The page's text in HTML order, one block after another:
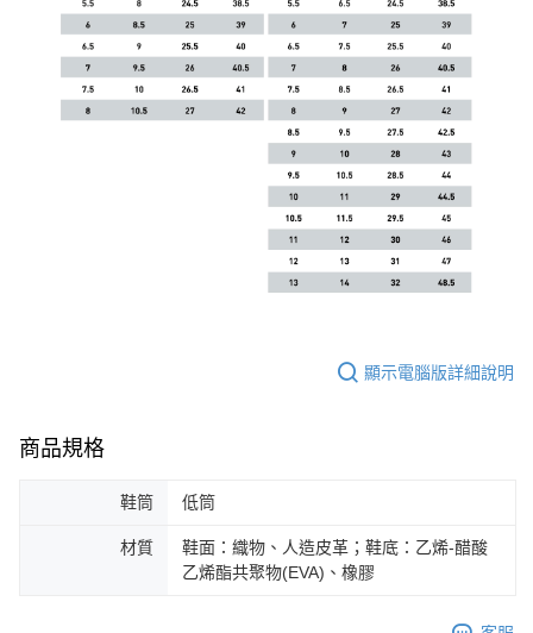
顯示電腦版詳細說明
商品規格
鞋筒 低筒
材質
鞋面：織物、人造皮革；鞋底：乙烯-醋酸
乙烯酯共聚物(EVA)、橡膠